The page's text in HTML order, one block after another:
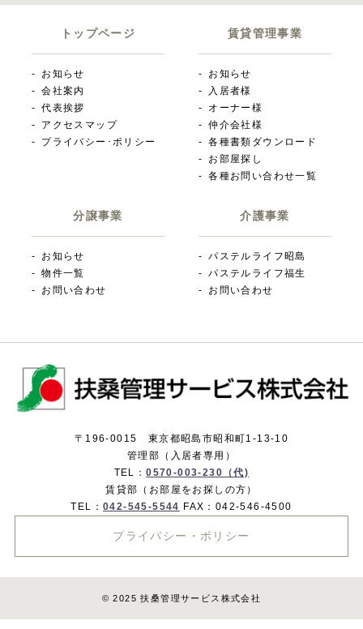
トップページ
お知らせ
会社案内
代表挨拶
アクセスマップ
プライバシー･ポリシー
賃貸管理事業
お知らせ
入居者様
オーナー様
仲介会社様
各種書類ダウンロード
お部屋探し
各種お問い合わせ一覧
分譲事業
お知らせ
物件一覧
お問い合わせ
介護事業
パステルライフ昭島
パステルライフ福生
お問い合わせ
〒196-0015 東京都昭島市昭和町1-13-10
管理部（入居者専用）
TEL：0570-003-230（代)
賃貸部（お部屋をお探しの方）
TEL： 042-545-5544 FAX：042-546-4500
プライバシー・ポリシー
© 2025 扶桑管理サービス株式会社